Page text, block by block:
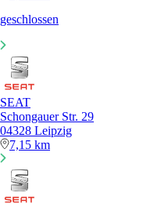
geschlossen
SEAT
Schongauer Str. 29
04328 Leipzig
7,15 km